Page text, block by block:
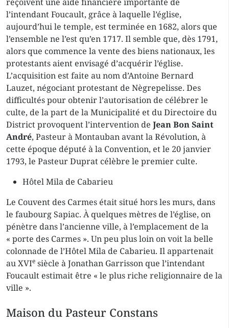
l’intendant Foucault, grâce à laquelle l’église,
aujourd’hui le temple, est terminée en 1682, alors que
l’ensemble ne l’est qu’en 1717. Il semble que, dès 1791,
alors que commence la vente des biens nationaux, les
protestants aient envisagé d’acquérir l’église.
L’acquisition est faite au nom d’Antoine Bernard
Lauzet, négociant protestant de Nègrepelisse. Des
difficultés pour obtenir l’autorisation de célébrer le
culte, de la part de la Municipalité et du Directoire du
District provoquent l’intervention de Jean Bon Saint
André, Pasteur à Montauban avant la Révolution, à
cette époque député à la Convention, et le 20 janvier
1793, le Pasteur Duprat célèbre le premier culte.
Hôtel Mila de Cabarieu
Le Couvent des Carmes était situé hors les murs, dans
le faubourg Sapiac. À quelques mètres de l’église, on
pénètre dans l’ancienne ville, à l’emplacement de la
« porte des Carmes ». Un peu plus loin on voit la belle
colonnade de l’Hôtel Mila de Cabarieu. Il appartenait
au XVIe siècle à Jonathan Garrisson que l’intendant
Foucault estimait être « le plus riche religionnaire de la
ville ».
Maison du Pasteur Constans